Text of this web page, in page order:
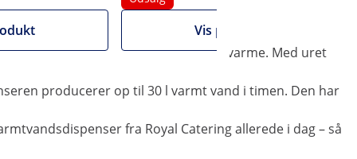
Vis produkt
om hvorvidt dispenseren er ved at varme. Med uret
producerer op til 30 l varmt vand i timen. Den har
fra Royal Catering allerede i dag – så